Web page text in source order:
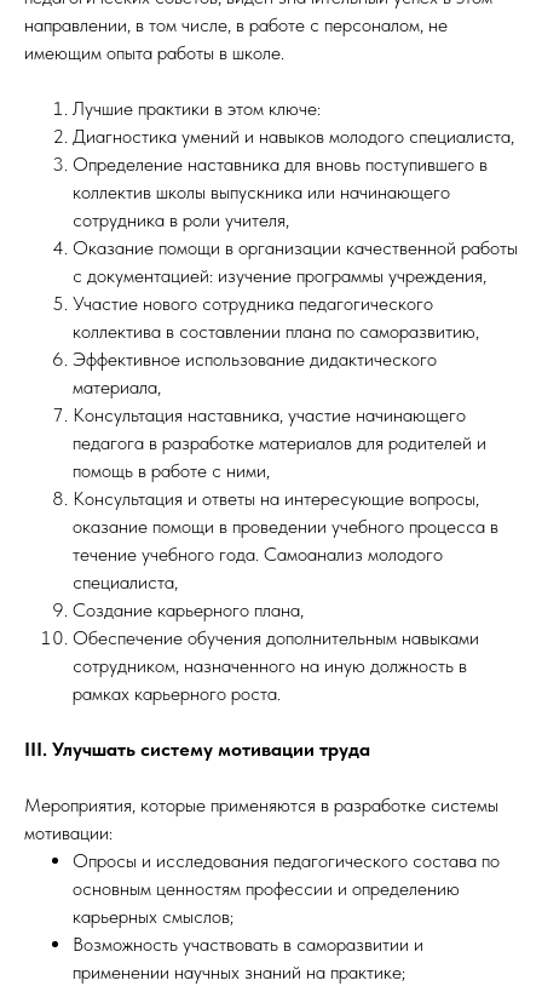
направлении, в том числе, в работе с персоналом, не
имеющим опыта работы в школе.
Лучшие практики в этом ключе:
Диагностика умений и навыков молодого специалиста,
Определение наставника для вновь поступившего в
коллектив школы выпускника или начинающего
сотрудника в роли учителя,
Оказание помощи в организации качественной работы
с документацией: изучение программы учреждения,
Участие нового сотрудника педагогического
коллектива в составлении плана по саморазвитию,
Эффективное использование дидактического
материала,
Консультация наставника, участие начинающего
педагога в разработке материалов для родителей и
помощь в работе с ними,
Консультация и ответы на интересующие вопросы,
оказание помощи в проведении учебного процесса в
течение учебного года. Самоанализ молодого
специалиста,
Создание карьерного плана,
Обеспечение обучения дополнительным навыками
сотрудником, назначенного на иную должность в
рамках карьерного роста.
III. Улучшать систему мотивации труда
Мероприятия, которые применяются в разработке системы
мотивации:
Опросы и исследования педагогического состава по
основным ценностям профессии и определению
карьерных смыслов;
Возможность участвовать в саморазвитии и
применении научных знаний на практике;